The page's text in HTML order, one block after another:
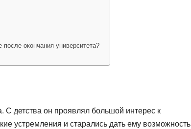
окончания университета?
детства он проявлял большой интерес к
устремления и старались дать ему возможность